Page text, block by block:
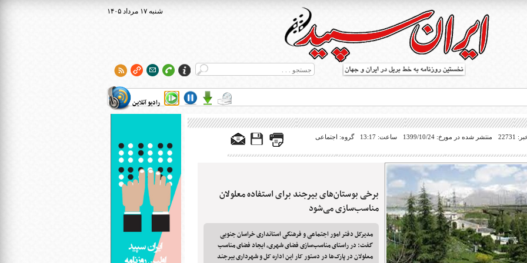
۱۴۰۵ شنبه ۱۷ مرداد
رادیو آنلاین
بریل در جهان
منتشر شده در مورخ: 1399/10/24 ساعت: 13:17 گروه: اجتماعی
برخی بوستان‌های بیرجند برای استفاده معلولان
مناسب‌سازی می‌شود
مدیرکل دفتر امور اجتماعی و فرهنگی استانداری خراسان جنوبی
گفت: در راستای مناسب‌سازی فضای شهری، ایجاد فضای مناسب
معلولان در پارک‌ها در دستور کار این اداره کل و شهرداری بیرجند